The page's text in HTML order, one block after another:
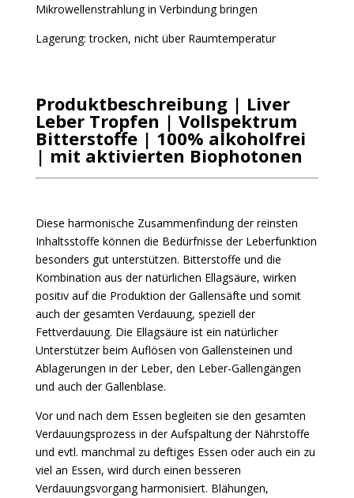
Mikrowellenstrahlung in Verbindung bringen
Lagerung: trocken, nicht über Raumtemperatur
Produktbeschreibung | Liver
Leber Tropfen | Vollspektrum
Bitterstoffe | 100% alkoholfrei
| mit aktivierten Biophotonen
Diese harmonische Zusammenfindung der reinsten
Inhaltsstoffe können die Bedürfnisse der Leberfunktion
besonders gut unterstützen. Bitterstoffe und die
Kombination aus der natürlichen Ellagsäure, wirken
positiv auf die Produktion der Gallensäfte und somit
auch der gesamten Verdauung, speziell der
Fettverdauung. Die Ellagsäure ist ein natürlicher
Unterstützer beim Auflösen von Gallensteinen und
Ablagerungen in der Leber, den Leber-Gallengängen
und auch der Gallenblase.
Vor und nach dem Essen begleiten sie den gesamten
Verdauungsprozess in der Aufspaltung der Nährstoffe
und evtl. manchmal zu deftiges Essen oder auch ein zu
viel an Essen, wird durch einen besseren
Verdauungsvorgang harmonisiert. Blähungen,